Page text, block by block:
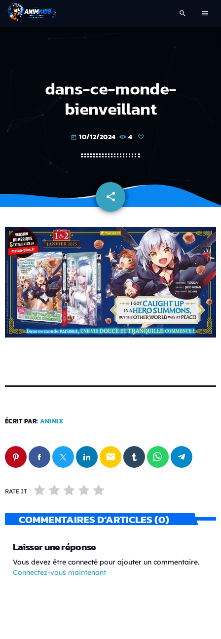
search menu
dans-ce-monde-
bienveillant
today 10/12/2024 4
share
email
ÉCRIT PAR: ANIMIX
email
RATE IT
COMMENTAIRES D’ARTICLES (0)
Laisser une réponse
Vous devez être connecté pour ajouter un commentaire.
Connectez-vous maintenant